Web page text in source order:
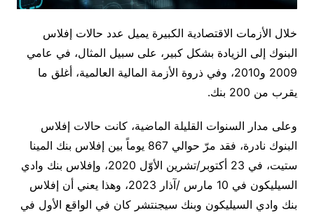
خلال الأزمات الاقتصادية الكبيرة يميل عدد حالات إفلاس
البنوك إلى الزيادة بشكل كبير، على سبيل المثال، في عامي
2009 و2010، وفي ذروة الأزمة المالية العالمية، أغلق ما
يقرب من 200 بنك.
وعلى مدار السنوات القليلة الماضية، كانت حالات إفلاس
البنوك نادرة، فقد مرّ حوالي 867 يوماً بين إفلاس بنك المينا
ستيت، في 23 أكتوبر/تشرين الأوّل 2020، وإفلاس بنك وادي
السيليكون في 10 مارس /آذار 2023، وهذا يعني أن إفلاس
بنك وادي السيليكون وبنك سيجنتشر كان في الواقع الأول في